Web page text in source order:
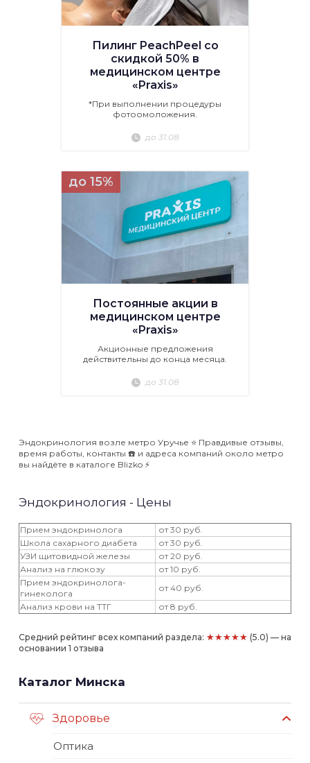
Пилинг PeachPeel со
скидкой 50% в
медицинском центре
«Praxis»
*При выполнении процедуры
фотоомоложения.
до 31.08
до 15%
Постоянные акции в
медицинском центре
«Praxis»
Акционные предложения
действительны до конца месяца.
до 31.08
Эндокринология возле метро Уручье ⭐️ Правдивые отзывы,
время работы, контакты ☎️ и адреса компаний около метро
вы найдёте в каталоге Blizko ⚡️
Эндокринология - Цены
Прием эндокринолога
от 30 руб.
Школа сахарного диабета
от 30 руб.
УЗИ щитовидной железы
от 20 руб.
Анализ на глюкозу
от 10 руб.
Прием эндокринолога-
гинеколога
от 40 руб.
Анализ крови на ТТГ
от 8 руб.
Средний рейтинг всех компаний раздела: ★★★★★ (5.0) — на
основании 1 отзыва
Каталог Минска
Здоровье
Оптика